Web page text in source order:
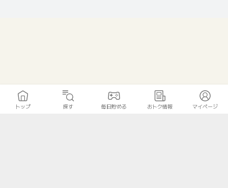
トップ 探す 毎日貯める おトク情報 マイページ